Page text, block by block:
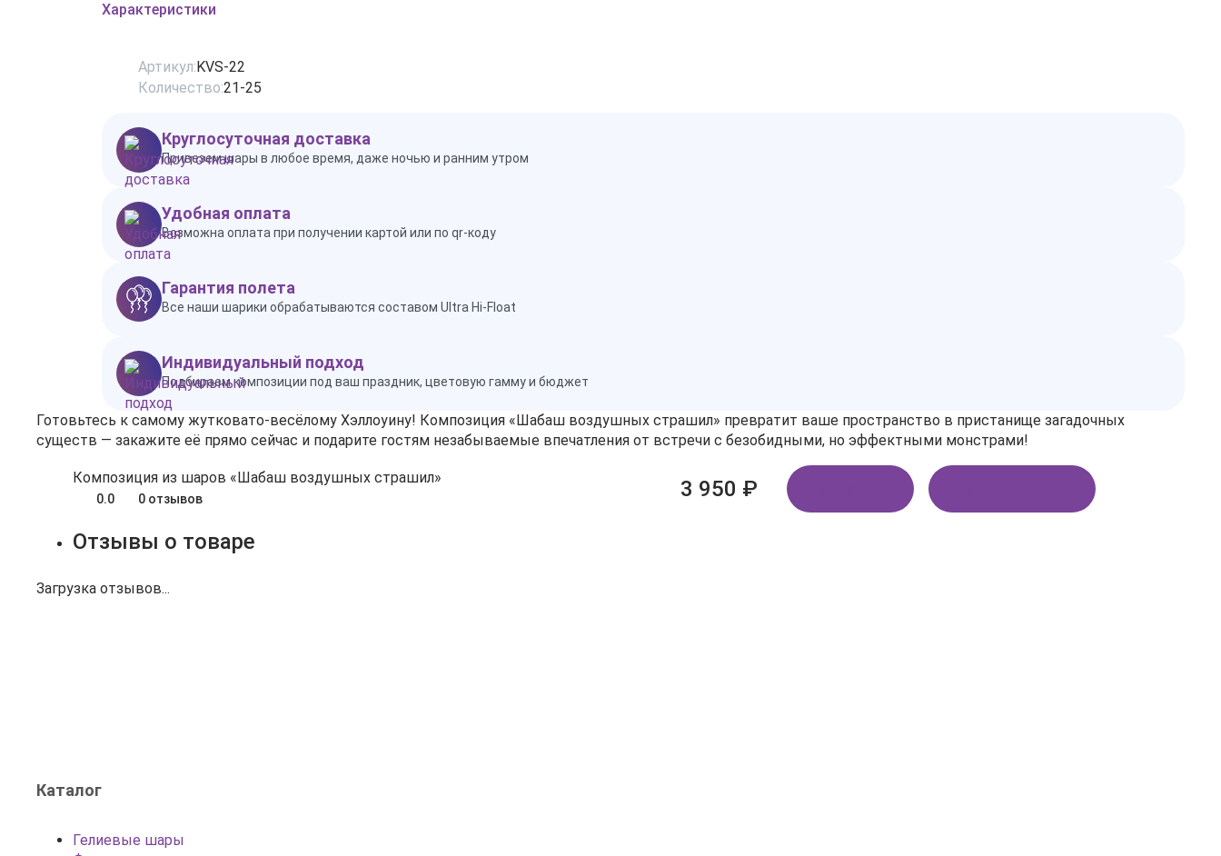
Характеристики
Артикул:KVS-22
Количество:21-25
Круглосуточная доставка
Привезем шары в любое время, даже ночью и ранним утром
Удобная оплата
Возможна оплата при получении картой или по qr-коду
Гарантия полета
Все наши шарики обрабатываются составом Ultra Hi-Float
Индивидуальный подход
Подбираем композиции под ваш праздник, цветовую гамму и бюджет
Готовьтесь к самому жутковато‑весёлому Хэллоуину! Композиция «Шабаш воздушных страшил» превратит ваше пространство в пристанище загадочных
существ — закажите её прямо сейчас и подарите гостям незабываемые впечатления от встречи с безобидными, но эффектными монстрами!
Композиция из шаров «Шабаш воздушных страшил»
0.0 0 отзывов 3 950 ₽
Отзывы о товаре
Загрузка отзывов...
Каталог
Гелиевые шары